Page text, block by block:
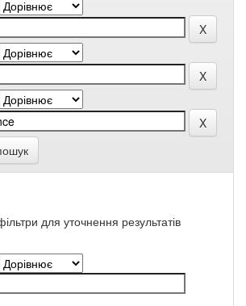
для уточнення результатів